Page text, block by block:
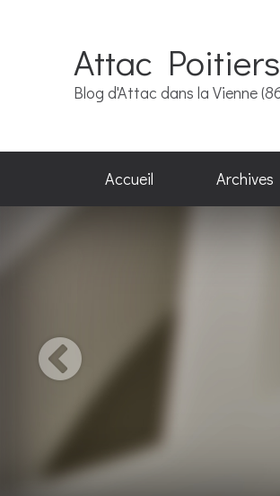
Attac
Blog d'Attac dans la Vienne
Accueil Archives